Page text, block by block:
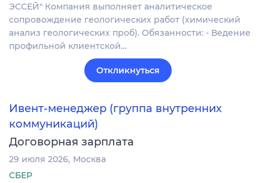
ЭССЕЙ" Компания выполняет аналитическое
сопровождение геологических работ (химический
анализ геологических проб). Обязанности: - Ведение
профильной клиентской…
Откликнуться
Ивент-менеджер (группа внутренних
коммуникаций)
Договорная зарплата
29 июля 2026 Москва
СБЕР